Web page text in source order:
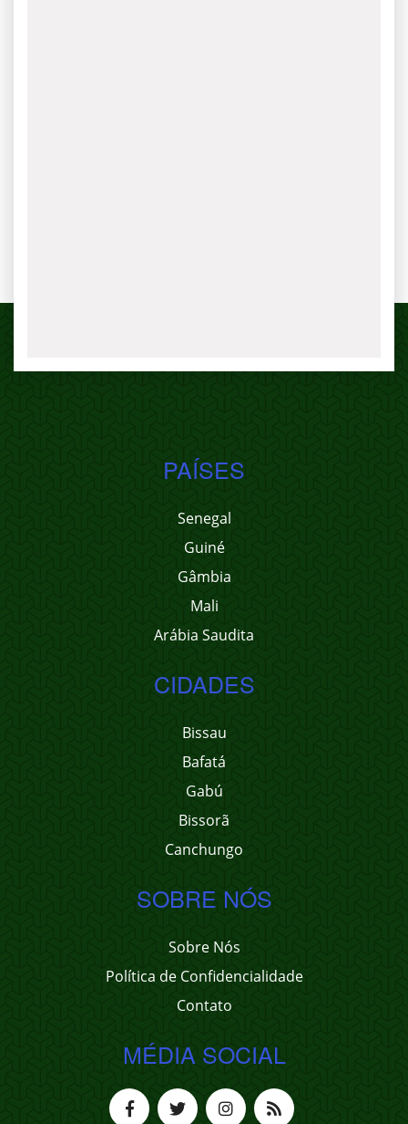
PAÍSES
Senegal
Guiné
Gâmbia
Mali
Arábia Saudita
CIDADES
Bissau
Bafatá
Gabú
Bissorã
Canchungo
SOBRE NÓS
Sobre Nós
Política de Confidencialidade
Contato
MÉDIA SOCIAL